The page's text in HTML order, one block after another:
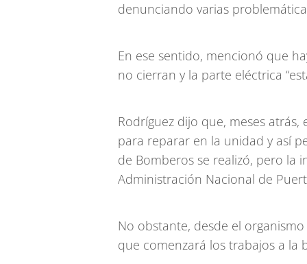
denunciando varias
En ese sentido, mencionó que
no cierran y la parte eléctrica
Rodríguez dijo que, meses
para reparar en la unidad y así
de Bomberos se realizó, pero la
Administración Nacional de
No obstante, desde el
que comenzará los trabajos a la